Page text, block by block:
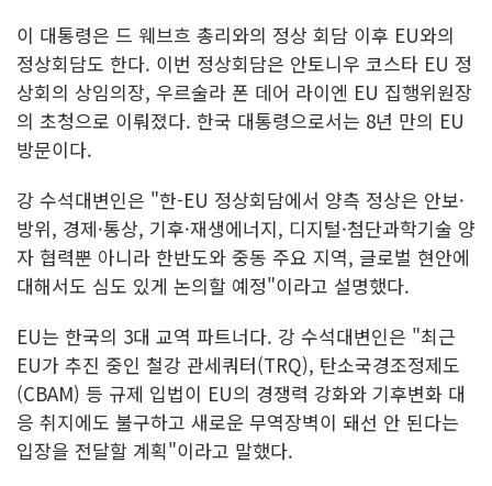
이 대통령은 드 웨브흐 총리와의 정상 회담 이후 EU와의
정상회담도 한다. 이번 정상회담은 안토니우 코스타 EU 정
상회의 상임의장, 우르술라 폰 데어 라이엔 EU 집행위원장
의 초청으로 이뤄졌다. 한국 대통령으로서는 8년 만의 EU
방문이다.
강 수석대변인은 "한-EU 정상회담에서 양측 정상은 안보·
방위, 경제·통상, 기후·재생에너지, 디지털·첨단과학기술 양
자 협력뿐 아니라 한반도와 중동 주요 지역, 글로벌 현안에
대해서도 심도 있게 논의할 예정"이라고 설명했다.
EU는 한국의 3대 교역 파트너다. 강 수석대변인은 "최근
EU가 추진 중인 철강 관세쿼터(TRQ), 탄소국경조정제도
(CBAM) 등 규제 입법이 EU의 경쟁력 강화와 기후변화 대
응 취지에도 불구하고 새로운 무역장벽이 돼선 안 된다는
입장을 전달할 계획"이라고 말했다.